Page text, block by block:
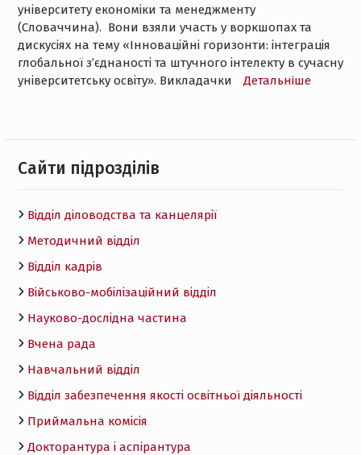
університету економіки та менеджменту
(Словаччина). Вони взяли участь у воркшопах та
дискусіях на тему «Інноваційні горизонти: інтеграція
глобальної зʼєднаності та штучного інтелекту в сучасну
університетську освіту». Викладачки
Детальнiше
Cайти підрозділів
Відділ діловодства та канцелярії
Методичний відділ
Відділ кадрів
Військово-мобілізаційний відділ
Науково-дослідна частина
Вчена рада
Навчальний відділ
Відділ забезпечення якості освітньої діяльності
Приймальна комісія
Докторантура і аспірантура